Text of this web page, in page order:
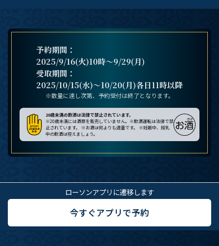
予約期間：
2025/9/16(火)10時～9/29(月)
受取期間：
2025/10/15(水)～10/20(月)各日11時以降
※数量に達し次第、予約受付は終了となります。
20歳未満の飲酒は法律で禁止されています。
※20歳未満には酒類を販売していません。※飲酒運転は法律で禁
止されています。 ※お酒は何よりも適量です。 ※妊娠中、授乳
中の飲酒は控えましょう。
ローソンアプリに遷移します
今すぐアプリで予約